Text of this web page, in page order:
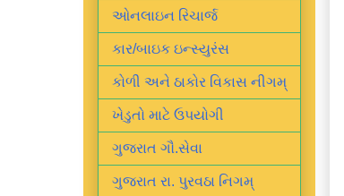
ઓનલાઇન રિચાર્જ
કાર/બાઇક ઇન્સ્યુરંસ
કોળી અને ઠાકોર વિકાસ નીગમ્
ખેડુતો માટે ઉપયોગી
ગુજરાત ગૌ.સેવા
ગુજરાત રા. પુરવઠા નિગમ્